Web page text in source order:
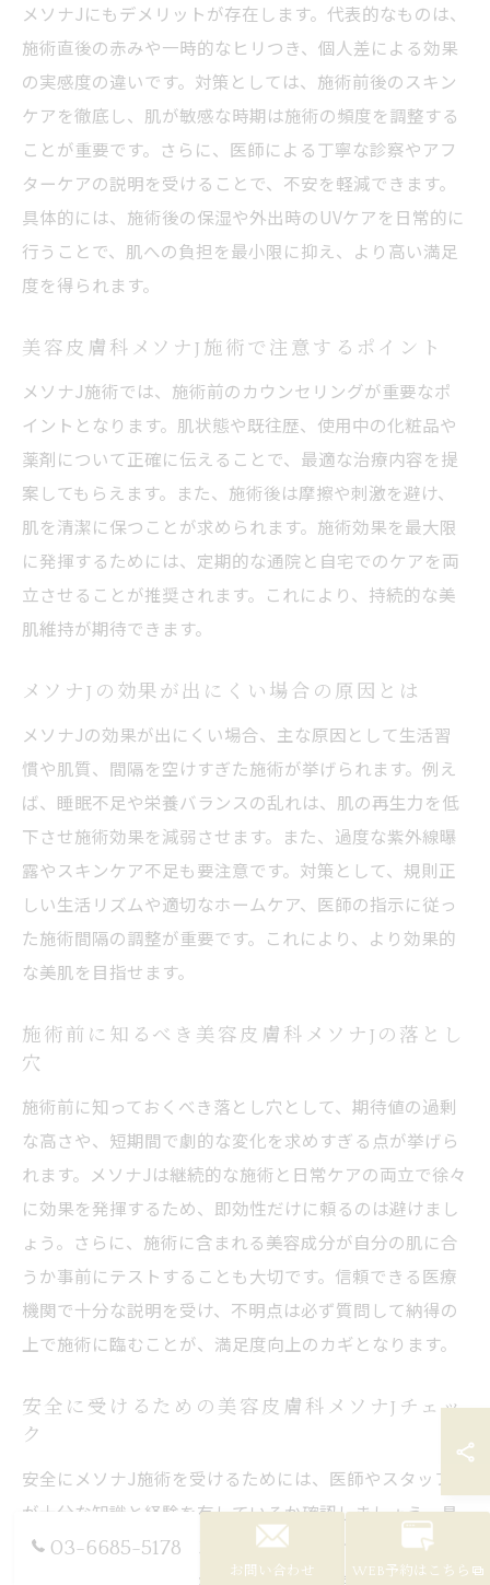
メソナJにもデメリットが存在します。代表的なものは、
施術直後の赤みや一時的なヒリつき、個人差による効果
の実感度の違いです。対策としては、施術前後のスキン
ケアを徹底し、肌が敏感な時期は施術の頻度を調整する
ことが重要です。さらに、医師による丁寧な診察やアフ
ターケアの説明を受けることで、不安を軽減できます。
具体的には、施術後の保湿や外出時のUVケアを日常的に
行うことで、肌への負担を最小限に抑え、より高い満足
度を得られます。
美容皮膚科メソナJ施術で注意するポイント
メソナJ施術では、施術前のカウンセリングが重要なポ
イントとなります。肌状態や既往歴、使用中の化粧品や
薬剤について正確に伝えることで、最適な治療内容を提
案してもらえます。また、施術後は摩擦や刺激を避け、
肌を清潔に保つことが求められます。施術効果を最大限
に発揮するためには、定期的な通院と自宅でのケアを両
立させることが推奨されます。これにより、持続的な美
肌維持が期待できます。
メソナJの効果が出にくい場合の原因とは
メソナJの効果が出にくい場合、主な原因として生活習
慣や肌質、間隔を空けすぎた施術が挙げられます。例え
ば、睡眠不足や栄養バランスの乱れは、肌の再生力を低
下させ施術効果を減弱させます。また、過度な紫外線曝
露やスキンケア不足も要注意です。対策として、規則正
しい生活リズムや適切なホームケア、医師の指示に従っ
た施術間隔の調整が重要です。これにより、より効果的
な美肌を目指せます。
施術前に知るべき美容皮膚科メソナJの落とし
穴
施術前に知っておくべき落とし穴として、期待値の過剰
な高さや、短期間で劇的な変化を求めすぎる点が挙げら
れます。メソナJは継続的な施術と日常ケアの両立で徐々
に効果を発揮するため、即効性だけに頼るのは避けまし
ょう。さらに、施術に含まれる美容成分が自分の肌に合
うか事前にテストすることも大切です。信頼できる医療
機関で十分な説明を受け、不明点は必ず質問して納得の
上で施術に臨むことが、満足度向上のカギとなります。
安全に受けるための美容皮膚科メソナJチェッ
ク
安全にメソナJ施術を受けるためには、医師やスタッフ
が十分な知識と経験を有しているか確認しましょう。具
体的には、カウンセリング時に施術の流れやリスク、ア
フターケアの詳細説明があるかチェックすることが大切
03-6685-5178
お問い合わせ WEB予約はこちら